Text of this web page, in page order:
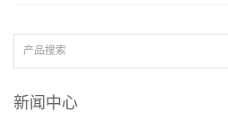
新闻中心